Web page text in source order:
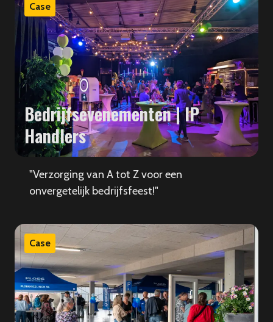
Case
Bedrijfsevenementen | IP
Handlers
"Verzorging van A tot Z voor een
onvergetelijk bedrijfsfeest!"
Case